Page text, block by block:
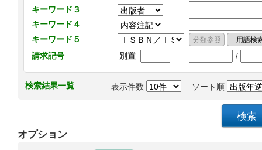
キーワード３
キーワード４
キーワード５
請求記号
別置 /
検索結果一覧 表示件数 ソート順
オプション